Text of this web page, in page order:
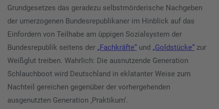
Grundgesetzes das geradezu selbstmörderische Nachgeben
der umerzogenen Bundesrepublikaner im Hinblick auf das
Einfordern von Teilhabe am üppigen Sozialsystem der
Bundesrepublik seitens der „Fachkräfte“ und „Goldstücke“ zur
Weißglut treiben. Wahrlich: Die ausnutzende Generation
Schlauchboot wird Deutschland in eklatanter Weise zum
Nachteil gereichen gegenüber der vorhergehenden
ausgenutzten Generation ‚Praktikum‘.